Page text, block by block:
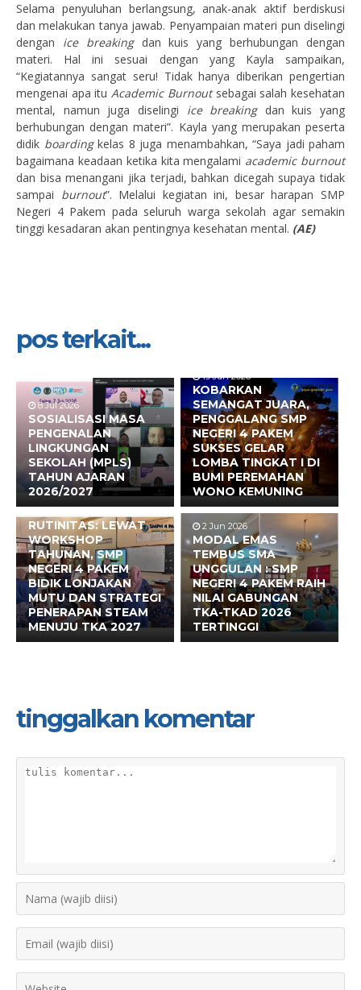
Selama penyuluhan berlangsung, anak-anak aktif berdiskusi
dan melakukan tanya jawab. Penyampaian materi pun diselingi
dengan ice breaking dan kuis yang berhubungan dengan
materi. Hal ini sesuai dengan yang Kayla sampaikan,
“Kegiatannya sangat seru! Tidak hanya diberikan pengertian
mengenai apa ituAcademic Burnoutsebagai salah kesehatan
mental, namun juga diselingi ice breakingdan kuis yang
berhubungan dengan materi”. Kayla yang merupakan peserta
didik boardingkelas 8 juga menambahkan, “Saya jadi paham
bagaimana keadaan ketika kita mengalami academic burnout
dan bisa menangani jika terjadi, bahkan dicegah supaya tidak
sampai burnout”. Melalui kegiatan ini, besar harapan SMP
Negeri 4 Pakem pada seluruh warga sekolah agar semakin
tinggi kesadaran akan pentingnya kesehatan mental. (AE)
pos terkait...
8 Jul 2026
SOSIALISASI MASA
PENGENALAN
LINGKUNGAN
SEKOLAH (MPLS)
TAHUN AJARAN
2026/2027
19 Jun 2026
KOBARKAN
SEMANGAT JUARA,
PENGGALANG SMP
NEGERI 4 PAKEM
SUKSES GELAR
LOMBA TINGKAT I DI
BUMI PEREMAHAN
WONO KEMUNING
17 Jun 2026
BUKAN SEKADAR
RUTINITAS: LEWAT
WORKSHOP
TAHUNAN, SMP
NEGERI 4 PAKEM
BIDIK LONJAKAN
MUTU DAN STRATEGI
PENERAPAN STEAM
MENUJU TKA 2027
2 Jun 2026
MODAL EMAS
TEMBUS SMA
UNGGULAN : SMP
NEGERI 4 PAKEM RAIH
NILAI GABUNGAN
TKA-TKAD 2026
TERTINGGI
tinggalkan komentar